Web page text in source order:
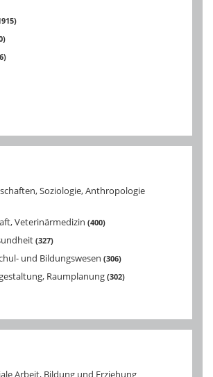
Soziologie, Anthropologie
Veterinärmedizin 400
327
und Bildungswesen 306
Raumplanung 302
Arbeit, Bildung und Erziehung